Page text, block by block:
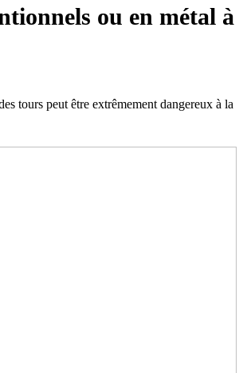
ou en métal à
tours peut être extrêmement dangereux à la